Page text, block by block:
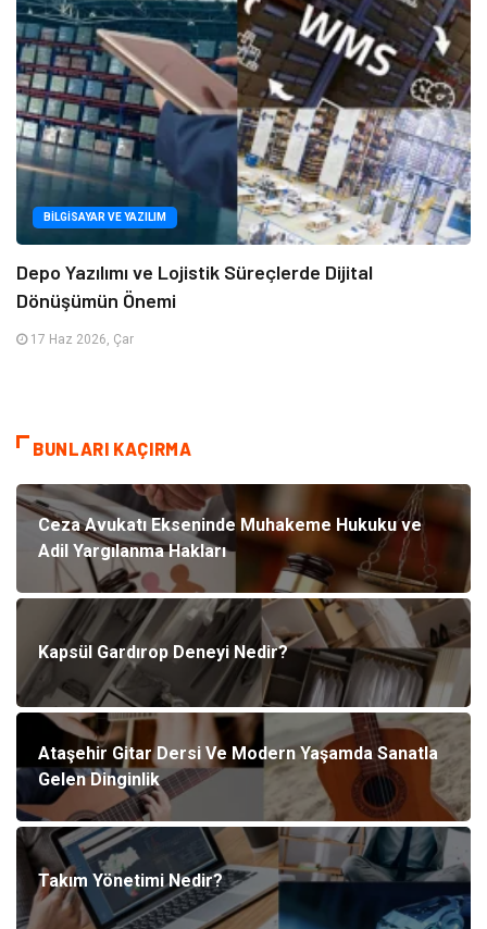
BILGISAYAR VE YAZILIM
Depo Yazılımı ve Lojistik Süreçlerde Dijital
Dönüşümün Önemi
17 Haz 2026, Çar
BUNLARI KAÇIRMA
Ceza Avukatı Ekseninde Muhakeme Hukuku ve
Adil Yargılanma Hakları
Kapsül Gardırop Deneyi Nedir?
Ataşehir Gitar Dersi Ve Modern Yaşamda Sanatla
Gelen Dinginlik
Takım Yönetimi Nedir?